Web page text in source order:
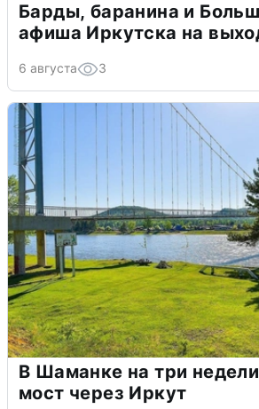
Барды, баранина и
афиша Иркутска на
6 августа 3
В Шаманке на три
мост через Иркут